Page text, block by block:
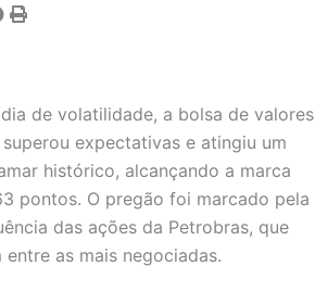
de volatilidade, a bolsa de valores
expectativas e atingiu um
histórico, alcançando a marca
pontos. O pregão foi marcado pela
das ações da Petrobras, que
entre as mais negociadas.